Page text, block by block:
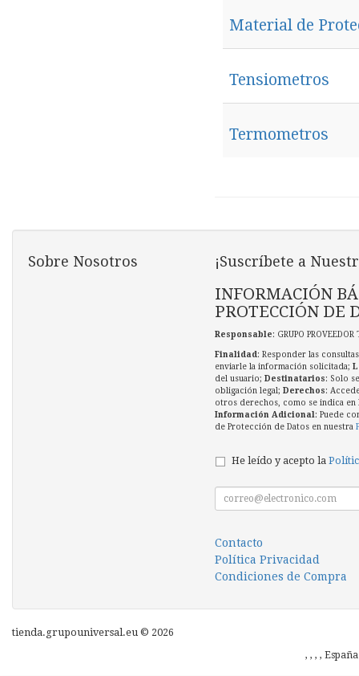
Material de
Tensiometros
Termometros
Sobre Nosotros ¡Suscríbete a
INFORMACIÓN
PROTECCIÓN DE
Responsable: GRUPO
Finalidad : Responder las
enviarle la información solicitada;
del usuario; Destinatarios: Solo
obligación legal; Derechos:
otros derechos, como se indica en
Información Adicional : Puede
de Protección de Datos en nuestra
He leído y acepto la
Contacto
Política Privacidad
Condiciones de Compra
tienda.grupouniversal.eu © 2026
, , , ,